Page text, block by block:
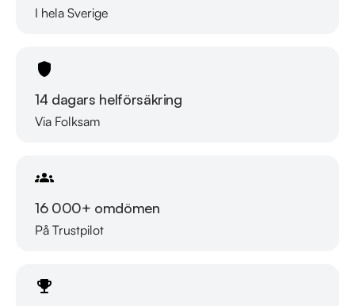
I hela Sverige
14 dagars helförsäkring
Via Folksam
16 000+ omdömen
På Trustpilot
Lördag 10:00 - 18:00
Välkomna!